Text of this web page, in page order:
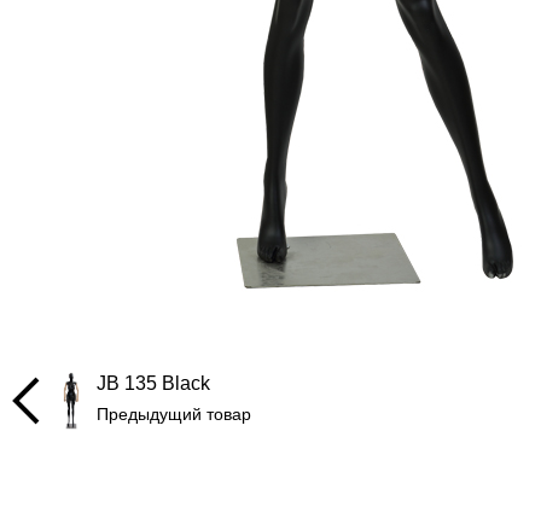
JB 135 Black
Предыдущий товар